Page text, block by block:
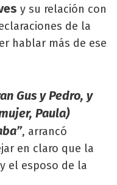
y su relación con
de la
hablar más de ese
Gus y Pedro, y
Paula)
, arrancó
en claro que la
el esposo de la